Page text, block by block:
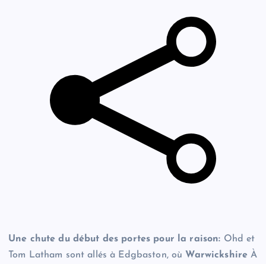
Une chute du début des portes pour la raison: Ohd et
Tom Latham sont allés à Edgbaston, où Warwickshire À